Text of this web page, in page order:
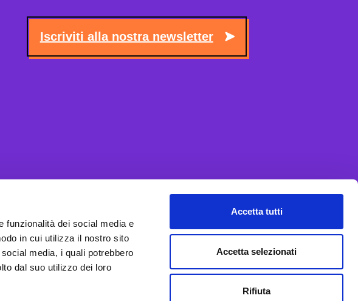
funzionalità dei social media e
in cui utilizza il nostro sito
media, i quali potrebbero
dal suo utilizzo dei loro
Accetta tutti
Accetta selezionati
Rifiuta
Iscriviti alla nostra newsletter
Seguici